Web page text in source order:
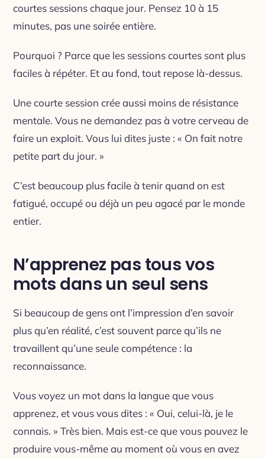
courtes sessions chaque jour. Pensez 10 à 15
minutes, pas une soirée entière.
Pourquoi ? Parce que les sessions courtes sont plus
faciles à répéter. Et au fond, tout repose là-dessus.
Une courte session crée aussi moins de résistance
mentale. Vous ne demandez pas à votre cerveau de
faire un exploit. Vous lui dites juste : « On fait notre
petite part du jour. »
C’est beaucoup plus facile à tenir quand on est
fatigué, occupé ou déjà un peu agacé par le monde
entier.
N’apprenez pas tous vos
mots dans un seul sens
Si beaucoup de gens ont l’impression d’en savoir
plus qu’en réalité, c’est souvent parce qu’ils ne
travaillent qu’une seule compétence : la
reconnaissance.
Vous voyez un mot dans la langue que vous
apprenez, et vous vous dites : « Oui, celui-là, je le
connais. » Très bien. Mais est-ce que vous pouvez le
produire vous-même au moment où vous en avez